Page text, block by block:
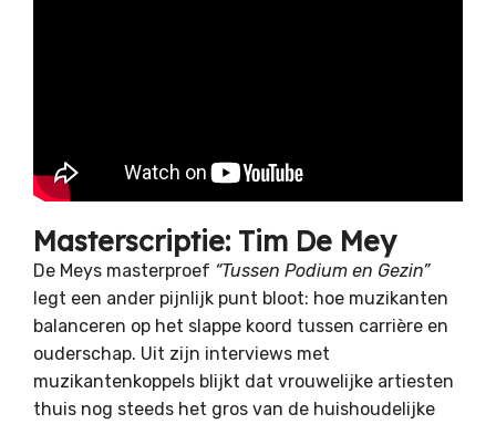
Masterscriptie: Tim De Mey
De Meys masterproef “Tussen Podium en Gezin”
legt een ander pijnlijk punt bloot: hoe muzikanten
balanceren op het slappe koord tussen carrière en
ouderschap. Uit zijn interviews met
muzikantenkoppels blijkt dat vrouwelijke artiesten
thuis nog steeds het gros van de huishoudelijke